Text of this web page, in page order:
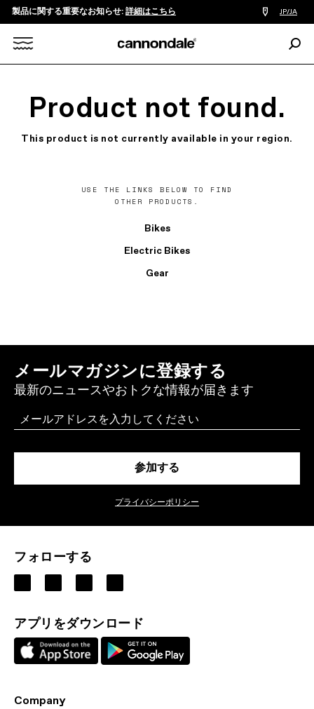
製品に関する重要なお知らせ:詳細はこちら
販
売
JP/JA
検
Product not found.
This product is not currently available in your region.
USE THE LINKS BELOW TO FIND
OTHER PRODUCTS.
Bikes
Electric Bikes
Gear
メールマガジンに登録する
最新のニュースやおトクな情報が届きます
Email
参加する
プライバシーポリシー
フォローする
アプリをダウンロード
Company